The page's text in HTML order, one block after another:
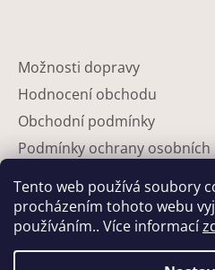
Tento web používá soubory
procházením tohoto webu
používáním.. Více informací
Možnosti dopravy
Hodnocení obchodu
Obchodní podmínky
Podmínky ochrany osobních
Partneři
Kontakty